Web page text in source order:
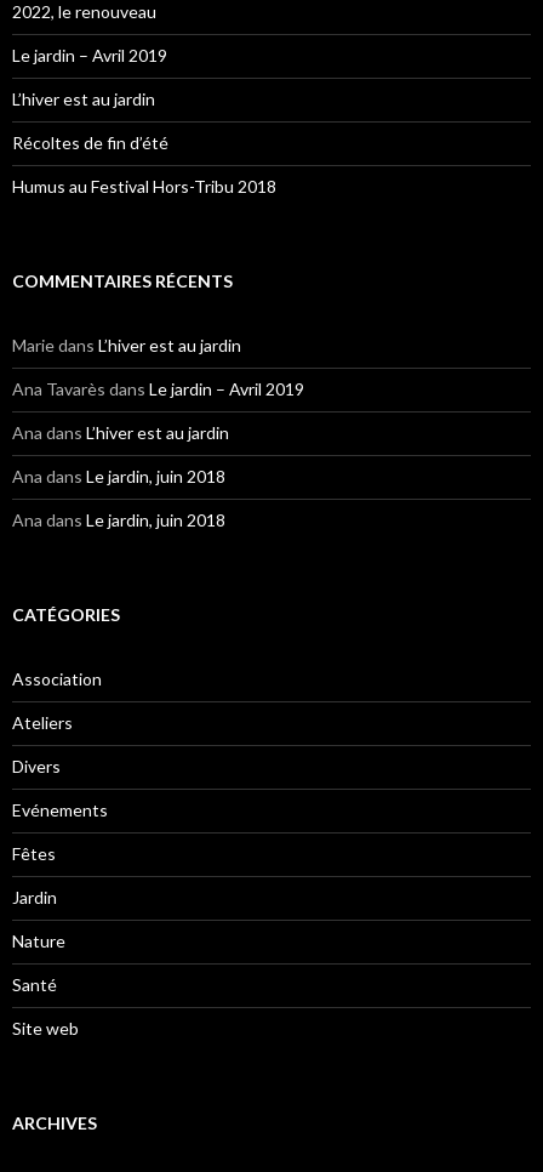
2022, le renouveau
Le jardin – Avril 2019
L’hiver est au jardin
Récoltes de fin d’été
Humus au Festival Hors-Tribu 2018
COMMENTAIRES RÉCENTS
Mariedans L’hiver est au jardin
Ana Tavarès dans Le jardin – Avril 2019
Ana dans L’hiver est au jardin
Ana dans Le jardin, juin 2018
Ana dans Le jardin, juin 2018
CATÉGORIES
Association
Ateliers
Divers
Evénements
Fêtes
Jardin
Nature
Santé
Site web
ARCHIVES